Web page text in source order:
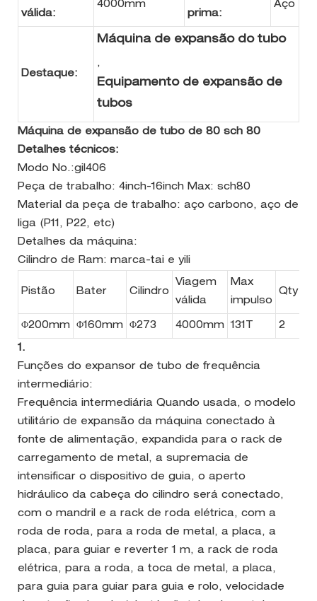
válida:
4000mm
prima:
Aço
Destaque:
Máquina de expansão do tubo
,
Equipamento de expansão de
tubos
Máquina de expansão de tubo de 80 sch 80
Detalhes técnicos:
Modo No.:gil406
Peça de trabalho: 4inch-16inch Max: sch80
Material da peça de trabalho: aço carbono, aço de
liga (P11, P22, etc)
Detalhes da máquina:
Cilindro de Ram: marca-tai e yili
Pistão Bater Cilindro
Viagem
válida
Max
impulso
Qty
Φ200mm Φ160mm Φ273 4000mm 131T 2
1.
Funções do expansor de tubo de frequência
intermediário:
Frequência intermediária Quando usada, o modelo
utilitário de expansão da máquina conectado à
fonte de alimentação, expandida para o rack de
carregamento de metal, a supremacia de
intensificar o dispositivo de guia, o aperto
hidráulico da cabeça do cilindro será conectado,
com o mandril e a rack de roda elétrica, com a
roda de roda, para a roda de metal, a placa, a
placa, para guiar e reverter 1 m, a rack de roda
elétrica, para a roda, a toca de metal, a placa,
para guia para guiar para guia e rolo, velocidade